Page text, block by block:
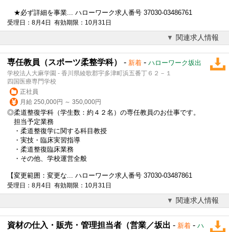
★必ず詳細を事業... ハローワーク求人番号 37030-03486761
受理日：8月4日 有効期限：10月31日
関連求人情報
専任教員（スポーツ柔整学科） - 新着 - ハローワーク坂出
学校法人大麻学園 - 香川県綾歌郡宇多津町浜五番丁６２－１
四国医療専門学校
正社員
月給 250,000円 ～ 350,000円
◎柔道整復学科（学生数：約４２名）の専任教員のお仕事です。
担当予定業務
・柔道整復学に関する科目教授
・実技・臨床実習指導
・柔道整復臨床業務
・その他、学校運営全般
【変更範囲：変更な... ハローワーク求人番号 37030-03487861
受理日：8月4日 有効期限：10月31日
関連求人情報
資材の仕入・販売・管理担当者（営業／坂出 - 新着 - ハ